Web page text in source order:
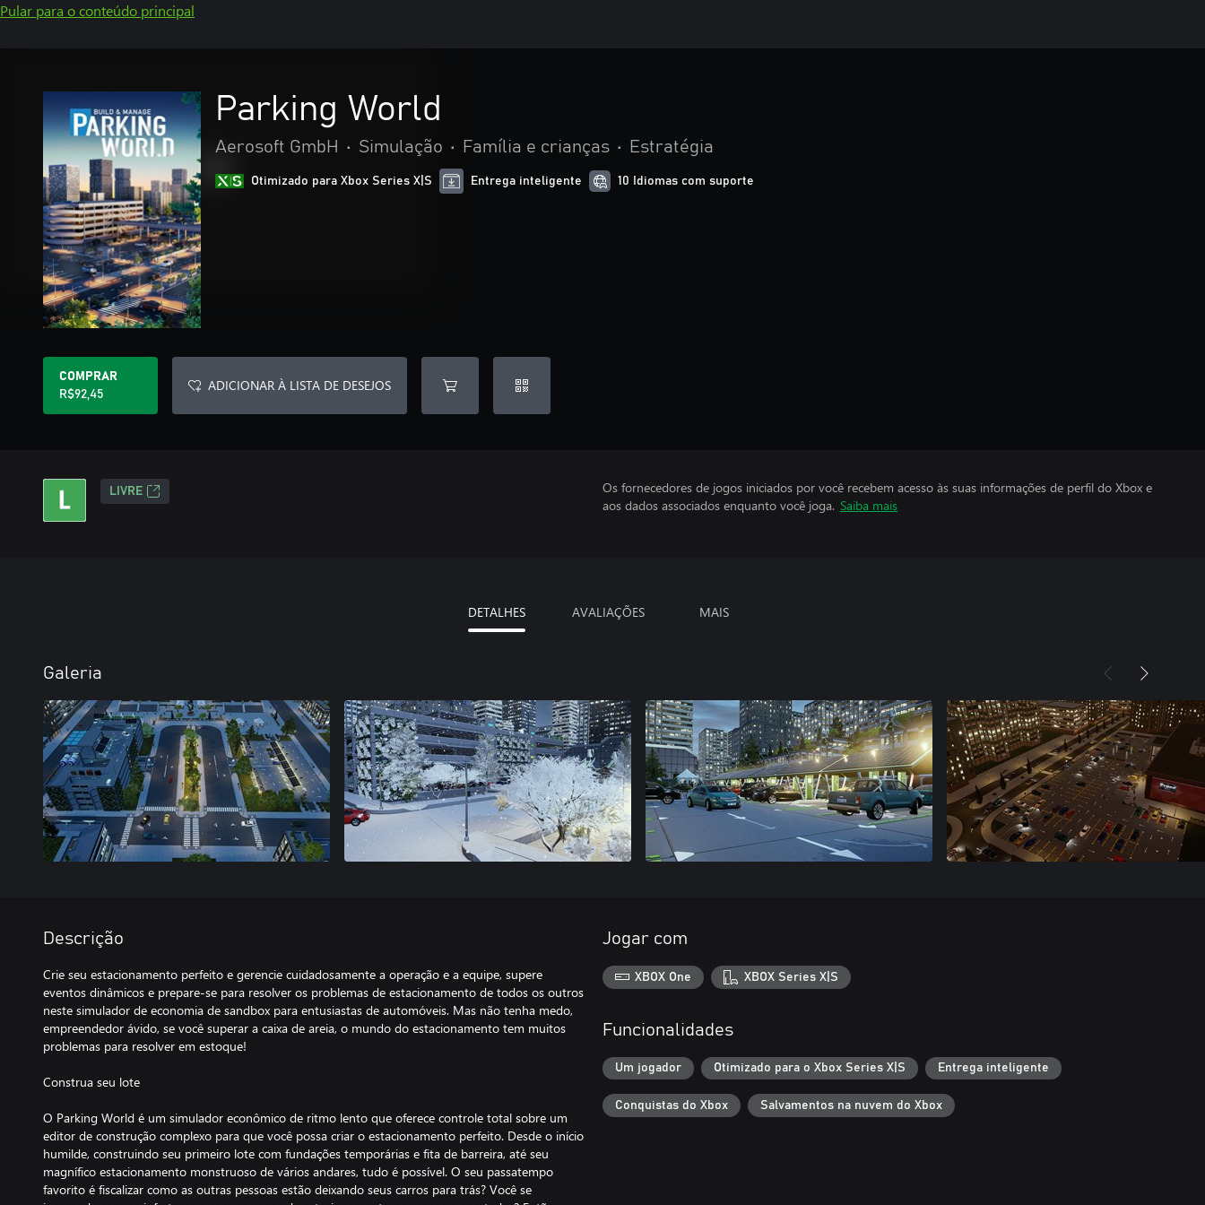
Pular para o conteúdo principal
Parking World
Aerosoft GmbH • Simulação • Família e crianças • Estratégia
Otimizado para Xbox Series X|S Entrega inteligente 10 Idiomas com suporte
COMPRAR
R$92,45
ADICIONAR À LISTA DE DESEJOS
LIVRE
Os fornecedores de jogos iniciados por você recebem acesso às suas informações de perfil do Xbox e
aos dados associados enquanto você joga. Saiba mais
DETALHES AVALIAÇÕES MAIS
Galeria
Descrição
Crie seu estacionamento perfeito e gerencie cuidadosamente a operação e a equipe, supere
eventos dinâmicos e prepare-se para resolver os problemas de estacionamento de todos os outros
neste simulador de economia de sandbox para entusiastas de automóveis. Mas não tenha medo,
empreendedor ávido, se você superar a caixa de areia, o mundo do estacionamento tem muitos
problemas para resolver em estoque!
Construa seu lote
O Parking World é um simulador econômico de ritmo lento que oferece controle total sobre um
editor de construção complexo para que você possa criar o estacionamento perfeito. Desde o início
humilde, construindo seu primeiro lote com fundações temporárias e fita de barreira, até seu
magnífico estacionamento monstruoso de vários andares, tudo é possível. O seu passatempo
favorito é fiscalizar como as outras pessoas estão deixando seus carros para trás? Você se
Jogar com
XBOX One XBOX Series X|S
Funcionalidades
Um jogador Otimizado para o Xbox Series X|S Entrega inteligente
Conquistas do Xbox Salvamentos na nuvem do Xbox